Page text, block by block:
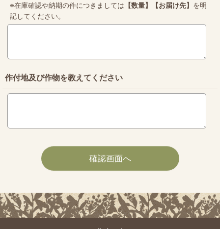
※在庫確認や納期の件につきましては 【数量】【お届け先】 を明
記してください。
作付地及び作物を教えてください
確認画面へ